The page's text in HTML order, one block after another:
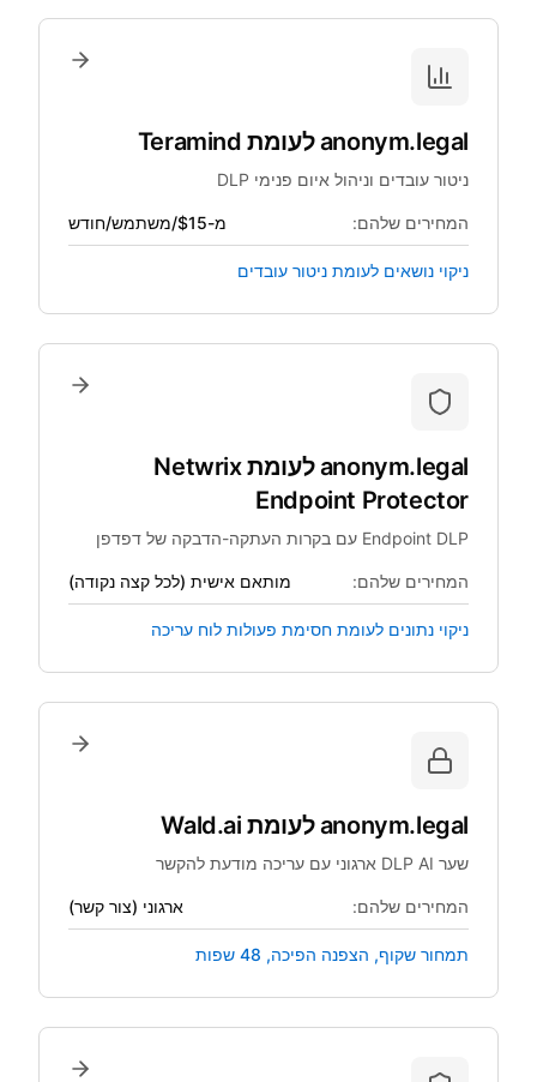
anonym.legal לעומת Teramind
ניטור עובדים וניהול איום פנימי DLP
המחירים שלהם: מ-$15/משתמש/חודש
ניקוי נושאים לעומת ניטור עובדים
anonym.legal לעומתNetwrix
Endpoint Protector
Endpoint DLP עם בקרות העתקה-הדבקה של דפדפן
המחירים שלהם: מותאם אישית (לכל קצה נקודה)
ניקוי נתונים לעומת חסימת פעולות לוח עריכה
anonym.legal לעומת Wald.ai
שער DLP AI ארגוני עם עריכה מודעת להקשר
המחירים שלהם: ארגוני (צור קשר)
תמחור שקוף, הצפנה הפיכה, 48 שפות